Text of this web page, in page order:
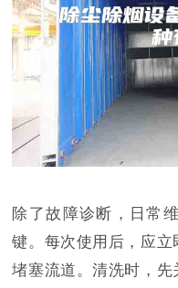
除了故障诊断，日常
键。每次使用后，应
堵塞流道。清洗时，